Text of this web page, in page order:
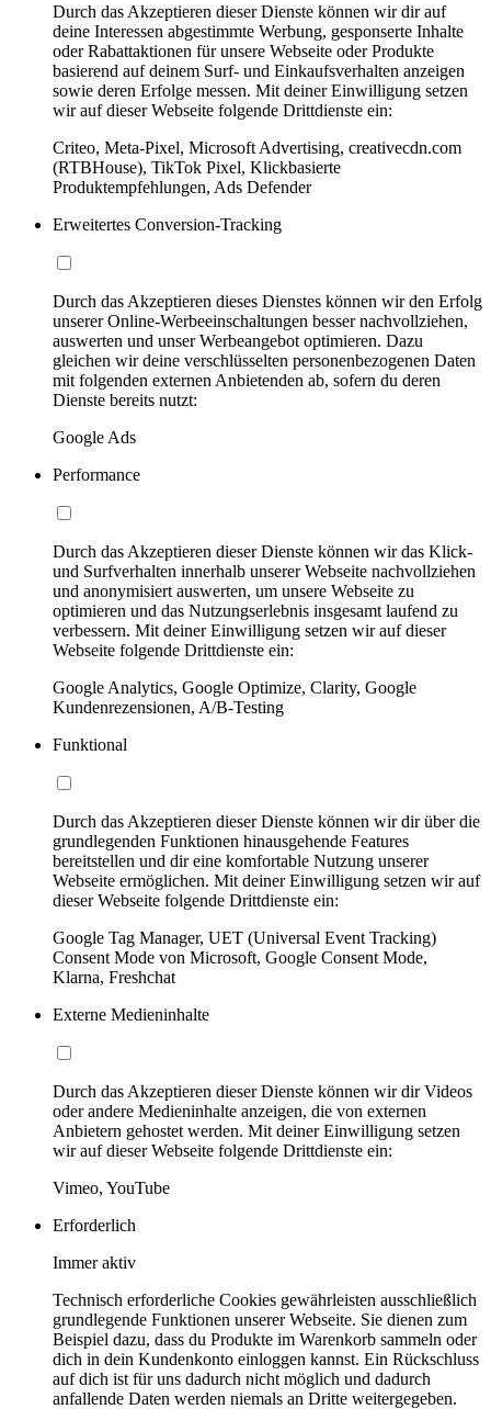
Durch das Akzeptieren dieser Dienste können wir dir auf
deine Interessen abgestimmte Werbung, gesponserte Inhalte
oder Rabattaktionen für unsere Webseite oder Produkte
basierend auf deinem Surf- und Einkaufsverhalten anzeigen
sowie deren Erfolge messen. Mit deiner Einwilligung setzen
wir auf dieser Webseite folgende Drittdienste ein:
Criteo, Meta-Pixel, Microsoft Advertising, creativecdn.com
(RTBHouse), TikTok Pixel, Klickbasierte
Produktempfehlungen, Ads Defender
Erweitertes Conversion-Tracking
Durch das Akzeptieren dieses Dienstes können wir den Erfolg
unserer Online-Werbeeinschaltungen besser nachvollziehen,
auswerten und unser Werbeangebot optimieren. Dazu
gleichen wir deine verschlüsselten personenbezogenen Daten
mit folgenden externen Anbietenden ab, sofern du deren
Dienste bereits nutzt:
Google Ads
Performance
Durch das Akzeptieren dieser Dienste können wir das Klick-
und Surfverhalten innerhalb unserer Webseite nachvollziehen
und anonymisiert auswerten, um unsere Webseite zu
optimieren und das Nutzungserlebnis insgesamt laufend zu
verbessern. Mit deiner Einwilligung setzen wir auf dieser
Webseite folgende Drittdienste ein:
Google Analytics, Google Optimize, Clarity, Google
Kundenrezensionen, A/B-Testing
Funktional
Durch das Akzeptieren dieser Dienste können wir dir über die
grundlegenden Funktionen hinausgehende Features
bereitstellen und dir eine komfortable Nutzung unserer
Webseite ermöglichen. Mit deiner Einwilligung setzen wir auf
dieser Webseite folgende Drittdienste ein:
Google Tag Manager, UET (Universal Event Tracking)
Consent Mode von Microsoft, Google Consent Mode,
Klarna, Freshchat
Externe Medieninhalte
Durch das Akzeptieren dieser Dienste können wir dir Videos
oder andere Medieninhalte anzeigen, die von externen
Anbietern gehostet werden. Mit deiner Einwilligung setzen
wir auf dieser Webseite folgende Drittdienste ein:
Vimeo, YouTube
Erforderlich
Immer aktiv
Technisch erforderliche Cookies gewährleisten ausschließlich
grundlegende Funktionen unserer Webseite. Sie dienen zum
Beispiel dazu, dass du Produkte im Warenkorb sammeln oder
dich in dein Kundenkonto einloggen kannst. Ein Rückschluss
auf dich ist für uns dadurch nicht möglich und dadurch
anfallende Daten werden niemals an Dritte weitergegeben.